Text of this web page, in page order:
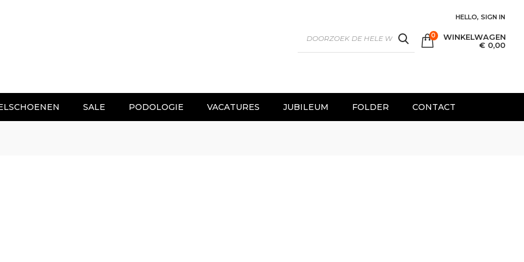
HELLO, SIGN IN
SEARCH WINKELWAGEN
€ 0,00
0
SALE PODOLOGIE VACATURES JUBILEUM FOLDER CONTACT